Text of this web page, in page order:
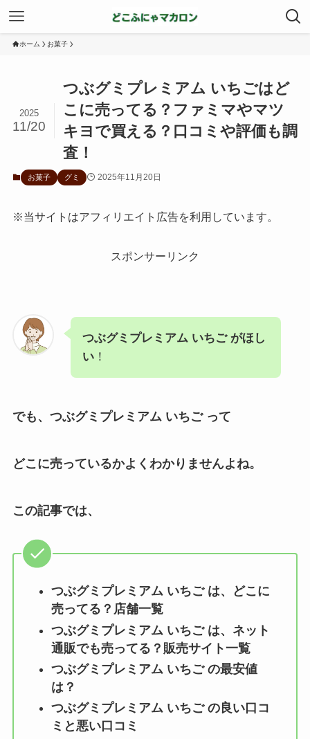
ホーム お菓子
つぶグミプレミアム いちごはど
こに売ってる？ファミマやマツ
キヨで買える？口コミや評価も調
査！
2025
11/20
お菓子 グミ 2025年11月20日
※当サイトはアフィリエイト広告を利用しています。
スポンサーリンク
つぶグミプレミアム いちご がほし
い！
でも、つぶグミプレミアム いちご って
どこに売っているかよくわかりませんよね。
この記事では、
つぶグミプレミアム いちご は、どこに
売ってる？店舗一覧
つぶグミプレミアム いちご は、ネット
通販でも売ってる？販売サイト一覧
つぶグミプレミアム いちご の最安値
は？
つぶグミプレミアム いちご の良い口コ
ミと悪い口コミ